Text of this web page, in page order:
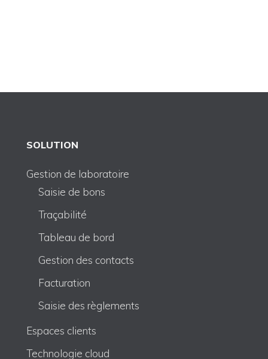
SOLUTION
Gestion de laboratoire
Saisie de bons
Traçabilité
Tableau de bord
Gestion des contacts
Facturation
Saisie des règlements
Espaces clients
Technologie cloud